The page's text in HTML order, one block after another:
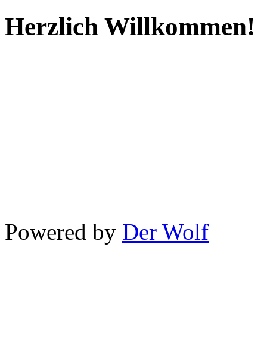
Herzlich Willkommen!
Powered by Der Wolf